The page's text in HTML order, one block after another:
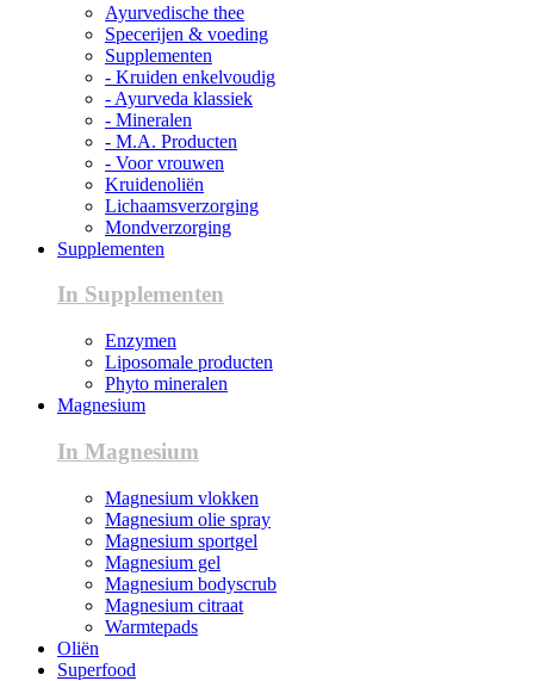
Ayurvedische thee
Specerijen & voeding
Supplementen
- Kruiden enkelvoudig
- Ayurveda klassiek
- Mineralen
- M.A. Producten
- Voor vrouwen
Kruidenoliën
Lichaamsverzorging
Mondverzorging
Supplementen
In Supplementen
Enzymen
Liposomale producten
Phyto mineralen
Magnesium
In Magnesium
Magnesium vlokken
Magnesium olie spray
Magnesium sportgel
Magnesium gel
Magnesium bodyscrub
Magnesium citraat
Warmtepads
Oliën
Superfood